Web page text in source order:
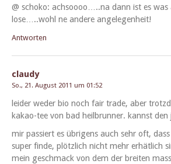
@ schoko: achsoooo…..na dann ist es was
lose…..wohl ne andere angelegenheit!
Antworten
claudy
So., 21. August 2011 um 01:52
lei­der wed­er bio noch fair trade, aber
kakao-tee von bad heil­brun­ner. kannst
mir passiert es übri­gens auch sehr oft,
super finde, plöt­zlich nicht mehr erhätlich
mein geschmack von dem der bre­it­en